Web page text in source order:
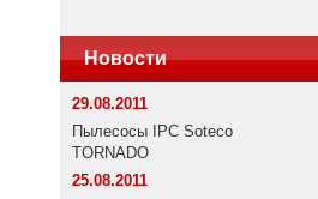
Новости
29.08.2011
Пылесосы IPC Soteco
TORNADO
25.08.2011